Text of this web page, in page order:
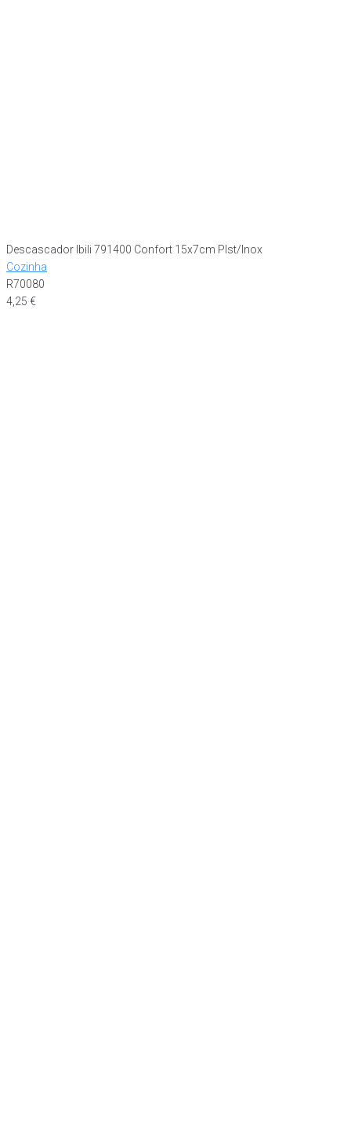
Descascador Ibili 791400 Confort 15x7cm Plst/Inox
Cozinha
R70080
4,25 €